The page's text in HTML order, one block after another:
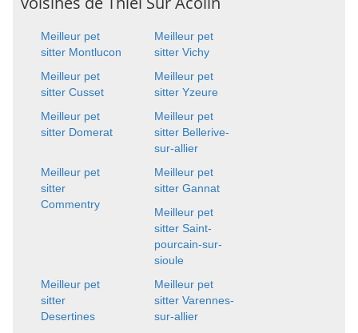
Meilleur pet
sitter Montlucon
Meilleur pet
sitter Vichy
Meilleur pet
sitter Cusset
Meilleur pet
sitter Yzeure
Meilleur pet
sitter Domerat
Meilleur pet
sitter Bellerive-
sur-allier
Meilleur pet
sitter
Commentry
Meilleur pet
sitter Gannat
Meilleur pet
sitter Saint-
pourcain-sur-
sioule
Meilleur pet
sitter
Desertines
Meilleur pet
sitter Varennes-
sur-allier